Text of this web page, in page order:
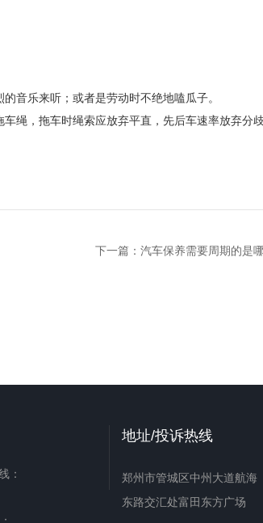
音乐来听；或者是劳动时不绝地嗑瓜子。
绳，拖车时绳索应放弃平直，先后车速率放弃分歧
下一篇： 汽车保养需要周期的是
：
地址/投诉热线
郑州市管城区中州大道航海
东路交汇处富田东方广场